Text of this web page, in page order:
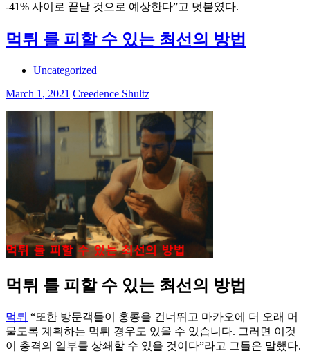
-41% 사이로 끝날 것으로 예상한다”고 덧붙였다.
먹튀 를 피할 수 있는 최선의 방법
Uncategorized
March 1, 2021 Creedence Shultz
먹튀 를 피할 수 있는 최선의 방법
먹튀 “또한 방문객들이 홍콩을 건너뛰고 마카오에 더 오래 머
물도록 계획하는 먹튀 경우도 있을 수 있습니다. 그러면 이것
이 충격의 일부를 상쇄할 수 있을 것이다”라고 그들은 말했다.